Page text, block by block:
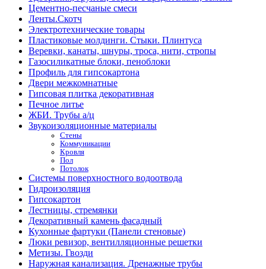
Цементно-песчаные смеси
Ленты.Скотч
Электротехнические товары
Пластиковые молдинги. Стыки. Плинтуса
Веревки, канаты, шнуры, троса, нити, стропы
Газосиликатные блоки, пеноблоки
Профиль для гипсокартона
Двери межкомнатные
Гипсовая плитка декоративная
Печное литье
ЖБИ. Трубы а/ц
Звукоизоляционные материалы
Стены
Коммуникации
Кровля
Пол
Потолок
Системы поверхностного водоотвода
Гидроизоляция
Гипсокартон
Лестницы, стремянки
Декоративный камень фасадный
Кухонные фартуки (Панели стеновые)
Люки ревизор, вентилляционные решетки
Метизы. Гвозди
Наружная канализация. Дренажные трубы